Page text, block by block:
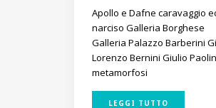
Apollo e Dafne caravaggio
narciso Galleria Borghese
Galleria Palazzo Barberini
Lorenzo Bernini Giulio
metamorfosi
LEGGI TUTTO